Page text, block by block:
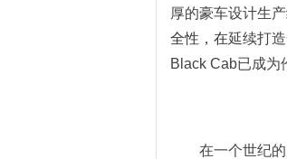
厚的豪车设计生
全性，在延续打
Black Cab已成为
在一个世纪